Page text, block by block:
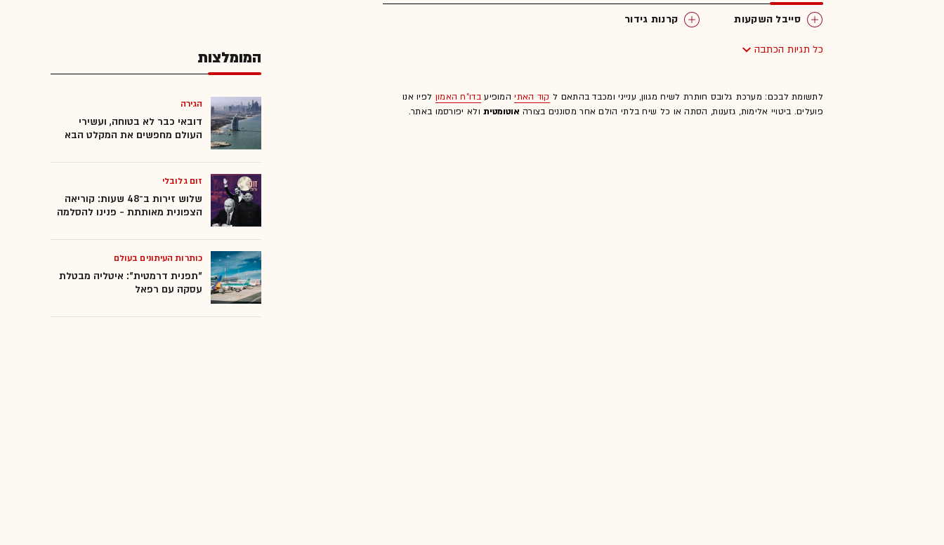
סייבל השקעות קרנות גידור
כל תגיות הכתבה
לתשומת לבכם: מערכת גלובס חותרת לשיח מגוון, ענייני ומכבד בהתאם ל קוד האתיהמופיעבדו"ח האמון לפיו אנו
פועלים. ביטויי אלימות, גזענות, הסתה או כל שיח בלתי הולם אחר מסוננים בצורה אוטומטיתולא יפורסמו באתר.
המומלצות
הגירה
דובאי כבר לא בטוחה, ועשירי
העולם מחפשים את המקלט הבא
זום גלובלי
שלוש זירות ב־48 שעות: קוריאה
הצפונית מאותתת - פנינו להסלמה
כותרות העיתונים בעולם
"תפנית דרמטית": איטליה מבטלת
עסקה עם רפאל